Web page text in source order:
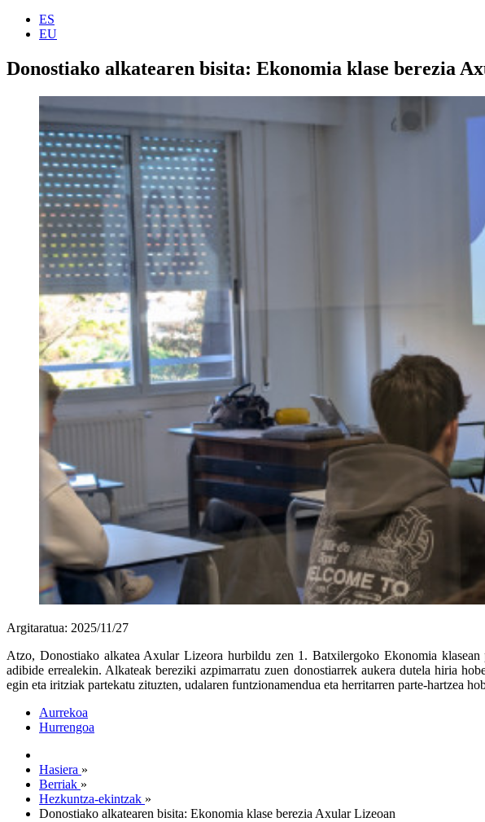
ES
EU
Donostiako alkatearen bisita: Ekonomia klase berezia
Argitaratua: 2025/11/27
Atzo, Donostiako alkatea Axular Lizeora hurbildu zen 1. Batxilergoko Ekonomia
adibide errealekin. Alkateak bereziki azpimarratu zuen donostiarrek aukera dutela hiria
egin eta iritziak partekatu zituzten, udalaren funtzionamendua eta herritarren parte-hartzea
Aurrekoa
Hurrengoa
Hasiera »
Berriak »
Hezkuntza-ekintzak »
Donostiako alkatearen bisita: Ekonomia klase berezia Axular Lizeoan